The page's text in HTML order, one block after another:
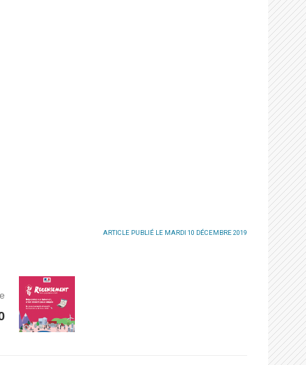
ARTICLE PUBLIÉ LE MARDI 10 DÉCEMBRE 2019